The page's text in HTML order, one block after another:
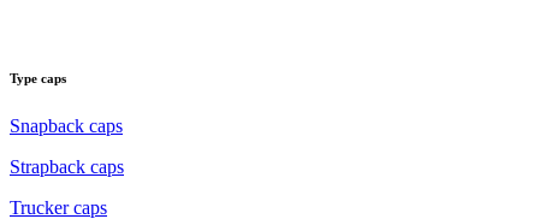
Type caps
Snapback caps
Strapback caps
Trucker caps